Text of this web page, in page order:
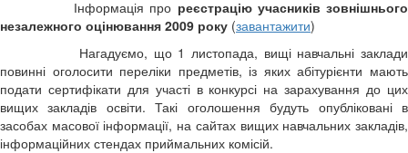
Інформація про реєстрацію учасників зовнішнього
незалежного оцінювання 2009 року (завантажити)
Нагадуємо, що 1 листопада, вищі навчальні заклади
повинні оголосити переліки предметів, із яких абітурієнти мають
подати сертифікати для участі в конкурсі на зарахування до цих
вищих закладів освіти. Такі оголошення будуть опубліковані в
засобах масової інформації, на сайтах вищих навчальних закладів,
інформаційних стендах приймальних комісій.